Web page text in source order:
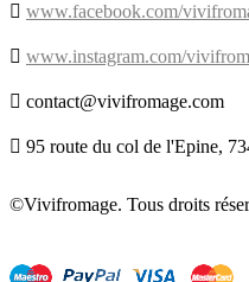
 www.facebook.com/
 www.instagram.com/
 contact@vivifromage.com
 95 route du col de l'Epine,
©Vivifromage. Tous droits